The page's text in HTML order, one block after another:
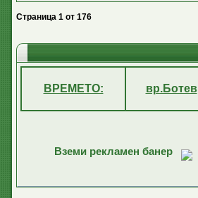
Страница 1 от 176
ВРЕМЕТО: вр.Ботев
Вземи рекламен банер